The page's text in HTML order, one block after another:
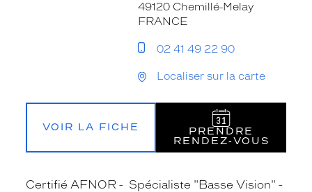
49120 Chemillé-Melay
FRANCE
02 41 49 22 90
Localiser sur la carte
VOIR LA FICHE
PRENDRE
RENDEZ‑VOUS
Certifié AFNOR
Spécialiste "Basse Vision"